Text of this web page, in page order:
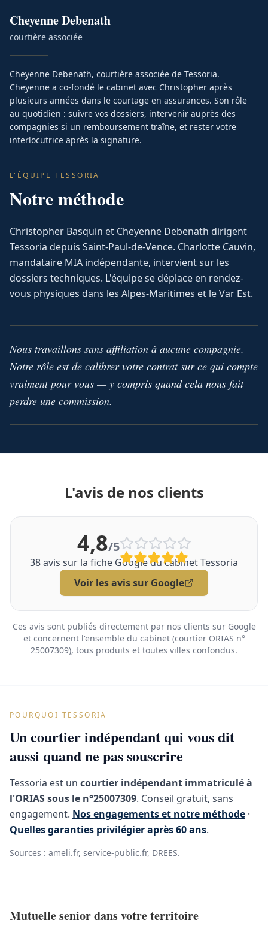
CheyenneDebenath
courtière associée
Cheyenne Debenath, courtière associée de Tessoria.
Cheyenne a co-fondé le cabinet avec Christopher après
plusieurs années dans le courtage en assurances. Son rôle
au quotidien : suivre vos dossiers, intervenir auprès des
compagnies si un remboursement traîne, et rester votre
interlocutrice après la signature.
L'ÉQUIPE TESSORIA
Notre méthode
Christopher Basquin et Cheyenne Debenath dirigent
Tessoria depuis Saint-Paul-de-Vence. Charlotte Cauvin,
mandataire MIA indépendante, intervient sur les
dossiers techniques. L'équipe se déplace en rendez-
vous physiques dans les Alpes-Maritimes et le Var Est.
Nous travaillons sans affiliation à aucune compagnie.
Notre rôle est de calibrer votre contrat sur ce qui compte
vraiment pour vous — y compris quand cela nous fait
perdre une commission.
L'avis de nos clients
4,8/5
38avis sur la fiche Google du cabinet Tessoria
Voir les avis sur Google
Ces avis sont publiés directement par nos clients sur Google
et concernent l'ensemble du cabinet (courtier ORIAS n°
25007309), tous produits et toutes villes confondus.
POURQUOI TESSORIA
Un courtier indépendant qui vous dit
aussi quand ne pas souscrire
Tessoria est un courtier indépendant immatriculé à
l'ORIAS sous le n°25007309. Conseil gratuit, sans
engagement. Nos engagements et notre méthode ·
Quelles garanties privilégier après 60 ans.
Sources : ameli.fr, service-public.fr, DREES.
Mutuelle senior dans votre territoire